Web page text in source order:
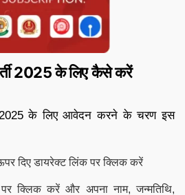
2025 के लिए कैसे करें
2025 के लिए आवेदन करने के चरण इस
दिए डायरेक्ट लिंक पर क्लिक करें
क्लिक करें और अपना नाम, जन्मतिथि,